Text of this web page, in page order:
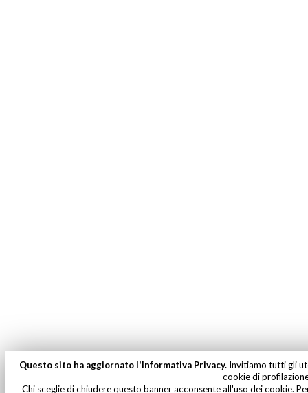
Questo sito ha aggiornato l'Informativa Privacy.Invitiamo tutti gli
cookie di
Chi sceglie di chiudere questo banner acconsente all'uso dei cookie.